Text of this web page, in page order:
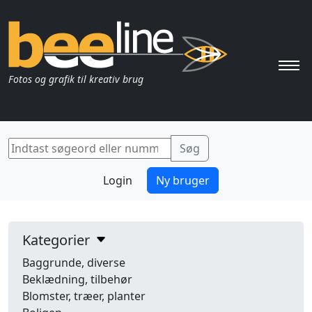
Fotos og grafik til kreativ brug
Login Ny bruger
Kategorier
Baggrunde, diverse
Beklædning, tilbehør
Blomster, træer, planter